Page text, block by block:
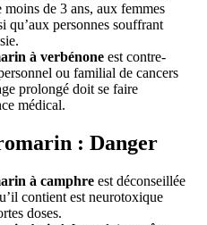
de 3 ans, aux femmes
qu’aux personnes souffrant
à verbénone est contre-
ou familial de cancers
prolongé doit se faire
médical.
: Danger
à camphre est déconseillée
contient est neurotoxique
doses.